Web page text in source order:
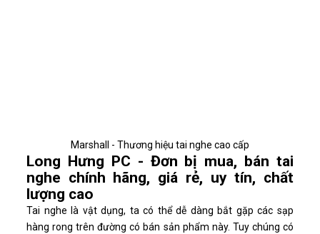
Marshall - Thương hiệu tai nghe cao cấp
Long Hưng PC - Đơn bị mua, bán tai
nghe chính hãng, giá rẻ, uy tín, chất
lượng cao
Tai nghe là vật dụng, ta có thể dễ dàng bắt gặp các sạp
hàng rong trên đường có bán sản phẩm này. Tuy chúng có